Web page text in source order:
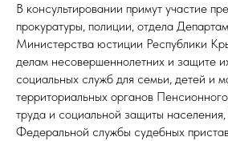
В консультировании примут участие
прокуратуры, полиции, отдела
Министерства юстиции Республики
делам несовершеннолетних и защите
социальных служб для семьи, детей и
территориальных органов
труда и социальной защиты
Федеральной службы судебных